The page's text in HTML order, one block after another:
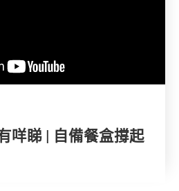
咩睇 | 自備餐盒撐起